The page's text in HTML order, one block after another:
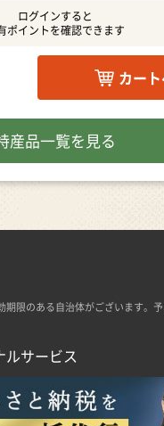
ログインすると
ポイントを確認できます
カー
産品一覧を見る
限のある自治体がございます。
ルサービス